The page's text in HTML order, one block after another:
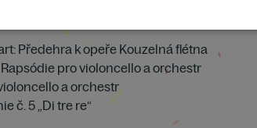
Předehra k opeře Kouzelná flétna
pro violoncello a orchestr
a orchestr
č. 5 „Di tre re“